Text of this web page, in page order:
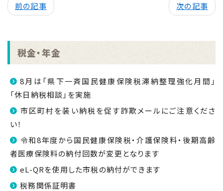
前の記事 次の記事
税金・年金
8月は「県下一斉国民健康保険税滞納整理強化月間」
「休日納税相談」を実施
市区町村を装い納税を促す詐欺メールにご注意くださ
い！
令和8年度から国民健康保険税・介護保険料・後期高齢
者医療保険料の納付回数が変更となります
eL-QRを使用した市税の納付ができます
税務関係証明書